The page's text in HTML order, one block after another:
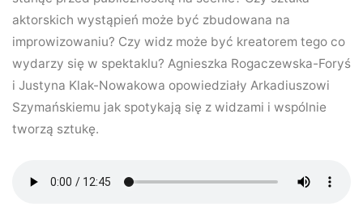
aktorskich wystąpień może być zbudowana na
improwizowaniu? Czy widz może być kreatorem tego co
wydarzy się w spektaklu? Agnieszka Rogaczewska-Foryś
i Justyna Klak-Nowakowa opowiedziały Arkadiuszowi
Szymańskiemu jak spotykają się z widzami i wspólnie
tworzą sztukę.